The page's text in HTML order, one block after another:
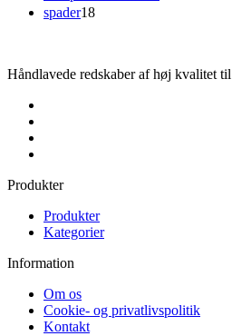
spader18
Håndlavede redskaber af høj kvalitet
Produkter
Produkter
Kategorier
Information
Om os
Cookie- og privatlivspolitik
Kontakt